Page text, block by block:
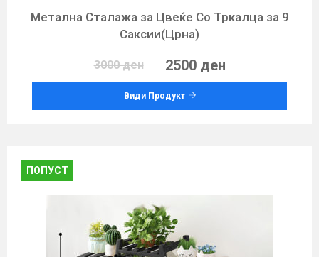
Метална Сталажa за Цвеќе Со Тркалца за 9
Саксии(Црна)
3000 ден 2500 ден
Види Продукт
ПОПУСТ